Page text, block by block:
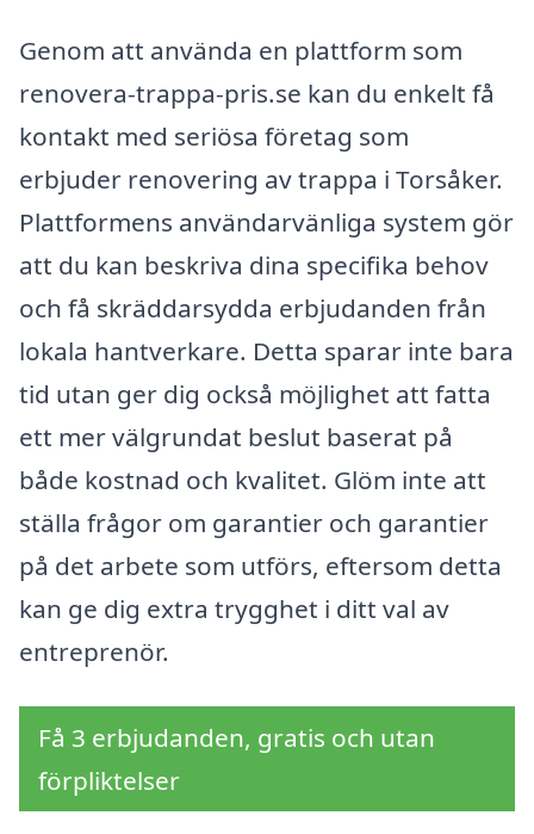
Genom att använda en plattform som
renovera-trappa-pris.se kan du enkelt få
kontakt med seriösa företag som
erbjuder renovering av trappa i Torsåker.
Plattformens användarvänliga system gör
att du kan beskriva dina specifika behov
och få skräddarsydda erbjudanden från
lokala hantverkare. Detta sparar inte bara
tid utan ger dig också möjlighet att fatta
ett mer välgrundat beslut baserat på
både kostnad och kvalitet. Glöm inte att
ställa frågor om garantier och garantier
på det arbete som utförs, eftersom detta
kan ge dig extra trygghet i ditt val av
entreprenör.
Få 3 erbjudanden, gratis och utan
förpliktelser